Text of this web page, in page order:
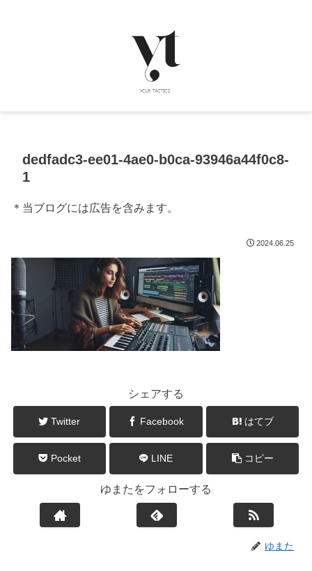
dedfadc3-ee01-4ae0-b0ca-93946a44f0c8-
1
＊当ブログには広告を含みます。
2024.06.25
シェアする
Twitter Facebook はてブ
Pocket LINE コピー
ゆまたをフォローする
ゆまた